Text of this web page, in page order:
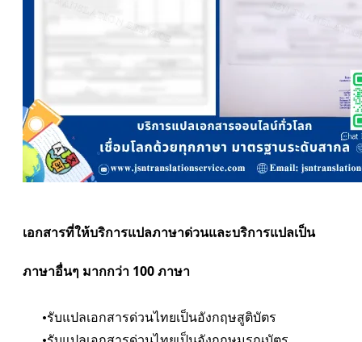
เอกสารที่ให้บริการแปลภาษาด่วนและบริการแปลเป็น
ภาษาอื่นๆ มากกว่า 100 ภาษา
รับแปลเอกสารด่วนไทยเป็นอังกฤษสูติบัตร